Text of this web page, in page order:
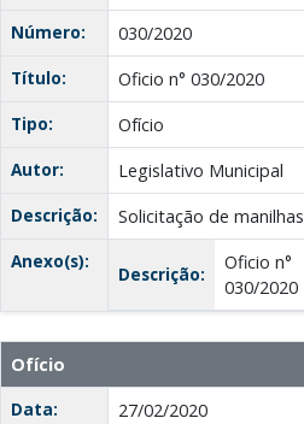
Número:
030/2020
Título:
Oficio n° 030/2020
Tipo:
Ofício
Autor:
Legislativo Municipal
Descrição:
Solicitação de manilhas
Anexo(s):
Descrição:
Oficio n°
030/2020
Ofício
Data:
27/02/2020